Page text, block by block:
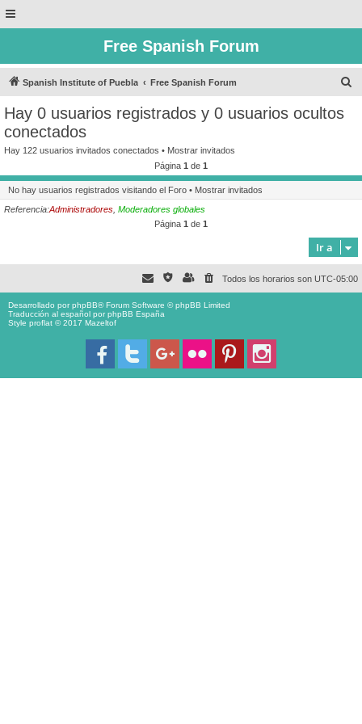
Free Spanish Forum
Spanish Institute of Puebla Free Spanish Forum
r
Hay 0 usuarios registrados y 0 usuarios ocultos
conectados
Hay 122 usuarios invitados conectados • Mostrar invitados
Página 1 de 1
No hay usuarios registrados visitando el Foro • Mostrar invitados
Referencia:Administradores Moderadores globales
Página 1 de 1
Ir a
Todos los horarios son UTC-05:00
Desarrollado porphpBB® Forum Software © phpBB Limited
Traducción al español porphpBB España
Style proflat © 2017 Mazeltof